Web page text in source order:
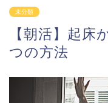
未分類
【朝活】起床
つの方法